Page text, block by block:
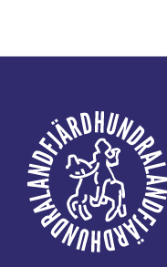
Fußzeile